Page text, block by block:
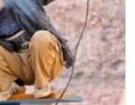
فرهنگ و زندگی
حقوق شهروندی
اقتصادی
علم و فناوری
مستندها
انتخابات ریاست جمهوری
حمله جمهوری اسلامی
رمز مهسا
دنبال کنید